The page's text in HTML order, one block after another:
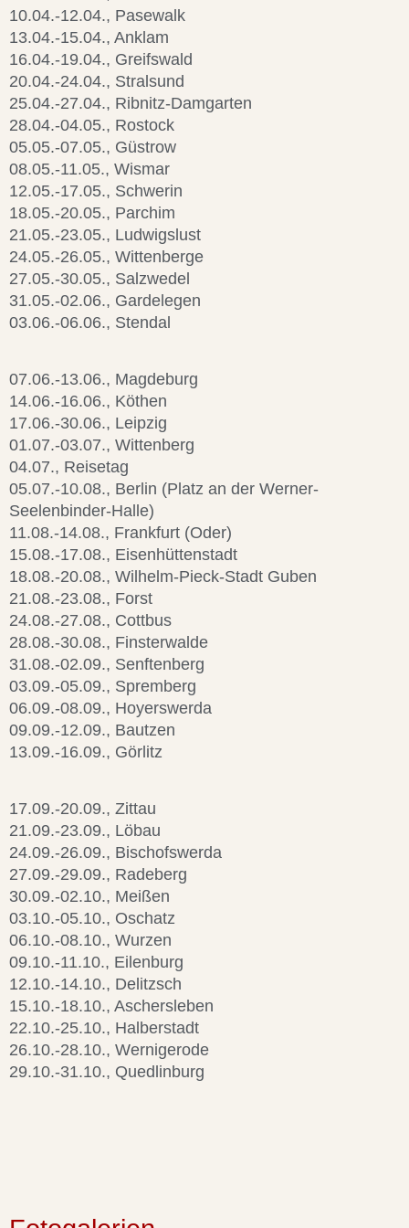
10.04.-12.04., Pasewalk
13.04.-15.04., Anklam
16.04.-19.04., Greifswald
20.04.-24.04., Stralsund
25.04.-27.04., Ribnitz-Damgarten
28.04.-04.05., Rostock
05.05.-07.05., Güstrow
08.05.-11.05., Wismar
12.05.-17.05., Schwerin
18.05.-20.05., Parchim
21.05.-23.05., Ludwigslust
24.05.-26.05., Wittenberge
27.05.-30.05., Salzwedel
31.05.-02.06., Gardelegen
03.06.-06.06., Stendal
07.06.-13.06., Magdeburg
14.06.-16.06., Köthen
17.06.-30.06., Leipzig
01.07.-03.07., Wittenberg
04.07., Reisetag
05.07.-10.08., Berlin (Platz an der Werner-
Seelenbinder-Halle)
11.08.-14.08., Frankfurt (Oder)
15.08.-17.08., Eisenhüttenstadt
18.08.-20.08., Wilhelm-Pieck-Stadt Guben
21.08.-23.08., Forst
24.08.-27.08., Cottbus
28.08.-30.08., Finsterwalde
31.08.-02.09., Senftenberg
03.09.-05.09., Spremberg
06.09.-08.09., Hoyerswerda
09.09.-12.09., Bautzen
13.09.-16.09., Görlitz
17.09.-20.09., Zittau
21.09.-23.09., Löbau
24.09.-26.09., Bischofswerda
27.09.-29.09., Radeberg
30.09.-02.10., Meißen
03.10.-05.10., Oschatz
06.10.-08.10., Wurzen
09.10.-11.10., Eilenburg
12.10.-14.10., Delitzsch
15.10.-18.10., Aschersleben
22.10.-25.10., Halberstadt
26.10.-28.10., Wernigerode
29.10.-31.10., Quedlinburg